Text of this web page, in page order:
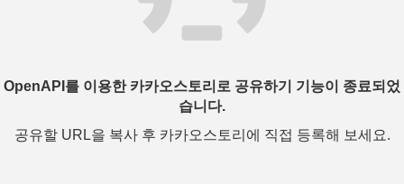
OpenAPI를 이용한 카카오스토리로 공유하기 기능이 종료되었
습니다.
공유할 URL을 복사 후 카카오스토리에 직접 등록해 보세요.